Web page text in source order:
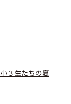
３生たちの夏